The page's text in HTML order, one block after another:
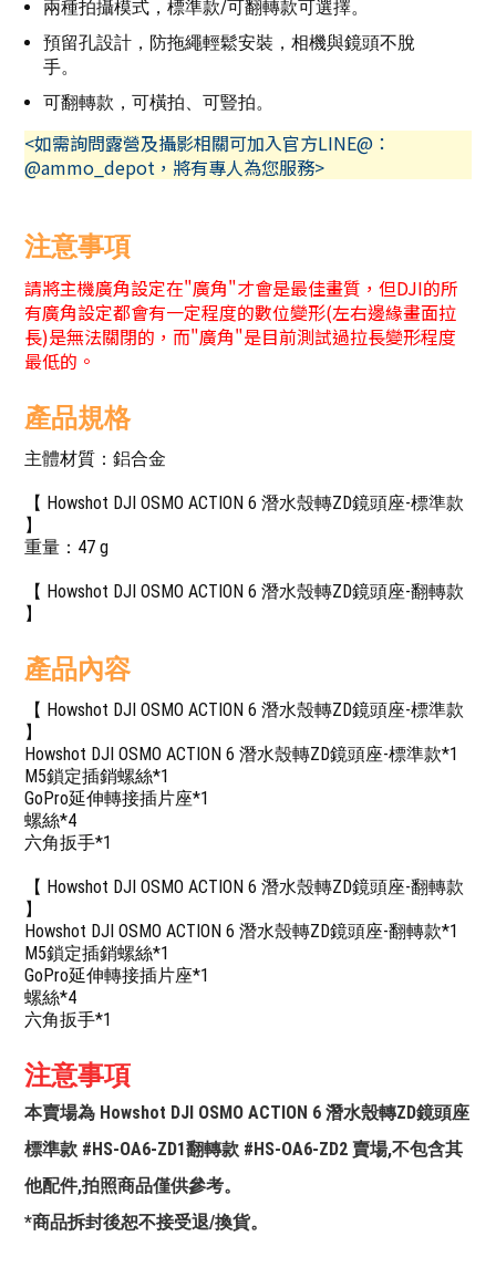
兩種拍攝模式，標準款/可翻轉款可選擇。
預留孔設計，防拖繩輕鬆安裝，相機與鏡頭不脫
手。
可翻轉款，可橫拍、可豎拍。
<如需詢問露營及攝影相關可加入官方LINE@：
@ammo_depot，將有專人為您服務>
注意事項
請將主機廣角設定在"廣角"才會是最佳畫質，但DJI的所
有廣角設定都會有一定程度的數位變形(左右邊緣畫面拉
長)是無法關閉的，而"廣角"是目前測試過拉長變形程度
最低的。
產品規格
主體材質：鋁合金
【 Howshot DJI OSMO ACTION 6 潛水殼轉ZD鏡頭座-標準款
】
重量：47 g
【 Howshot DJI OSMO ACTION 6 潛水殼轉ZD鏡頭座-翻轉款
】
產品內容
【 Howshot DJI OSMO ACTION 6 潛水殼轉ZD鏡頭座-標準款
】
Howshot DJI OSMO ACTION 6 潛水殼轉ZD鏡頭座-標準款*1
M5鎖定插銷螺絲*1
GoPro延伸轉接插片座*1
螺絲*4
六角扳手*1
【 Howshot DJI OSMO ACTION 6 潛水殼轉ZD鏡頭座-翻轉款
】
Howshot DJI OSMO ACTION 6 潛水殼轉ZD鏡頭座-翻轉款*1
M5鎖定插銷螺絲*1
GoPro延伸轉接插片座*1
螺絲*4
六角扳手*1
注意事項
本賣場為 Howshot DJI OSMO ACTION 6 潛水殼轉ZD鏡頭座
標準款 #HS-OA6-ZD1翻轉款 #HS-OA6-ZD2 賣場,不包含其
他配件,拍照商品僅供參考。
*商品拆封後恕不接受退/換貨。